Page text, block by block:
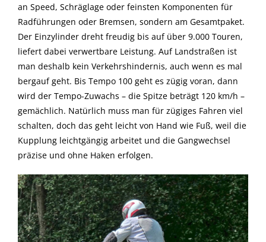
an Speed, Schräglage oder feinsten Komponenten für
Radführungen oder Bremsen, sondern am Gesamtpaket.
Der Einzylinder dreht freudig bis auf über 9.000 Touren,
liefert dabei verwertbare Leistung. Auf Landstraßen ist
man deshalb kein Verkehrshindernis, auch wenn es mal
bergauf geht. Bis Tempo 100 geht es zügig voran, dann
wird der Tempo-Zuwachs – die Spitze beträgt 120 km/h –
gemächlich. Natürlich muss man für zügiges Fahren viel
schalten, doch das geht leicht von Hand wie Fuß, weil die
Kupplung leichtgängig arbeitet und die Gangwechsel
präzise und ohne Haken erfolgen.